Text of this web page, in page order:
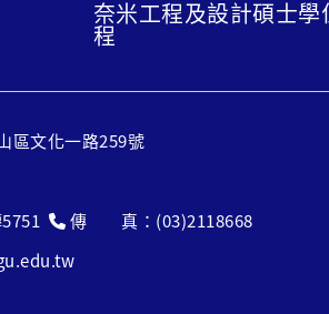
奈米工程及設計碩士學
程
文化一路259號
傳 真：(03)2118668